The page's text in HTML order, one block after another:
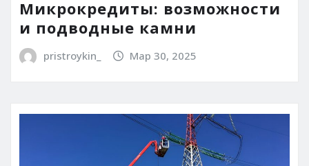
Микрокредиты: возможности
и подводные камни
pristroykin_ Мар 30, 2025